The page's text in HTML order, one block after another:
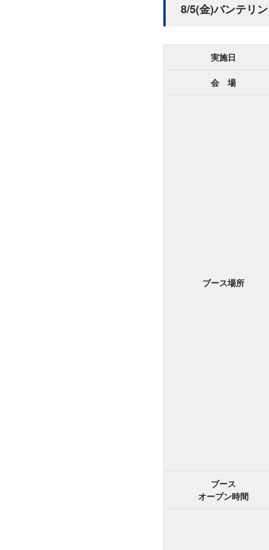
8/5(金)バンテリ
実施日
会 場
ブース場所
ブース
オープン時間